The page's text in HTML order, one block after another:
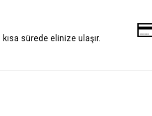
sürede elinize ulaşır.